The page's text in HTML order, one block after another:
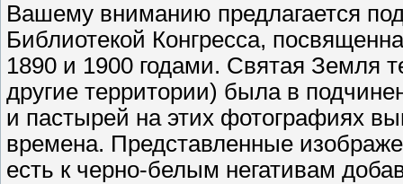
Вашему вниманию предлагается
Библиотекой Конгресса,
1890 и 1900 годами. Святая Земля
другие территории) была в
и пастырей на этих фотографиях
времена. Представленные
есть к черно-белым негативам